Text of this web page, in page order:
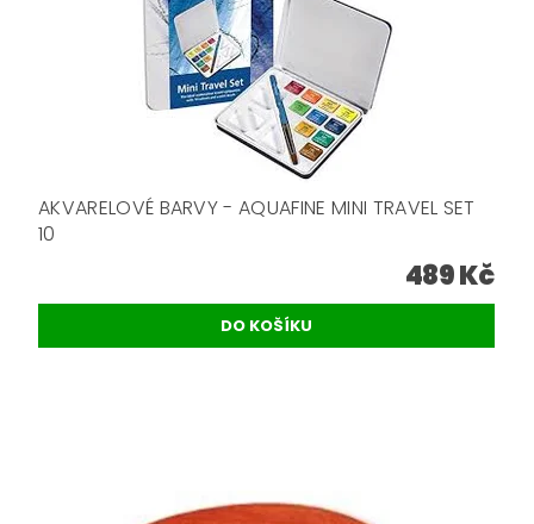
AKVARELOVÉ BARVY - AQUAFINE MINI TRAVEL SET
10
489 Kč